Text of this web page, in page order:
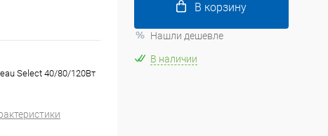
Select 40/80/120Вт
В корзину
Нашли дешевле
В наличии